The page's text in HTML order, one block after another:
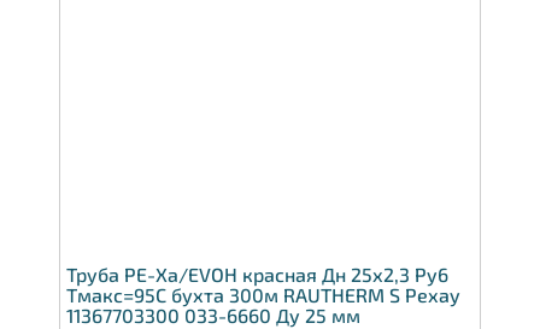
Труба PE-Xa/EVOH красная Дн 25х2,3 Ру6
Тмакс=95C бухта 300м RAUTHERM S Рехау
11367703300 033-6660 Ду 25 мм